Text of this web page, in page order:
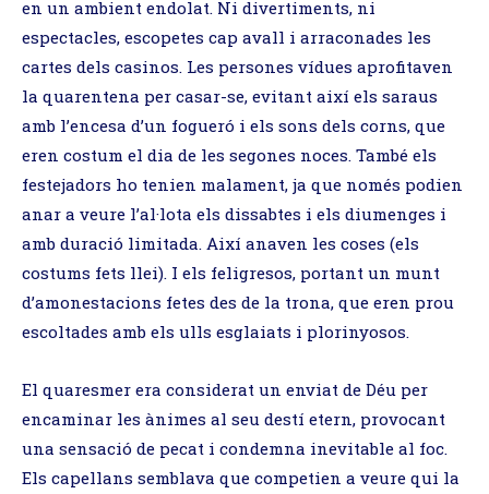
en un ambient endolat. Ni divertiments, ni
espectacles, escopetes cap avall i arraconades les
cartes dels casinos. Les persones vídues aprofitaven
la quarentena per casar-se, evitant així els saraus
amb l’encesa d’un fogueró i els sons dels corns, que
eren costum el dia de les segones noces. També els
festejadors ho tenien malament, ja que només podien
anar a veure l’al·lota els dissabtes i els diumenges i
amb duració limitada. Així anaven les coses (els
costums fets llei). I els feligresos, portant un munt
d’amonestacions fetes des de la trona, que eren prou
escoltades amb els ulls esglaiats i plorinyosos.
El quaresmer era considerat un enviat de Déu per
encaminar les ànimes al seu destí etern, provocant
una sensació de pecat i condemna inevitable al foc.
Els capellans semblava que competien a veure qui la